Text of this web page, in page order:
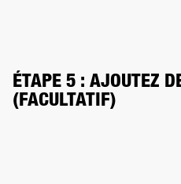
ÉTAPE 5 : AJOUTEZ
(FACULTATIF)